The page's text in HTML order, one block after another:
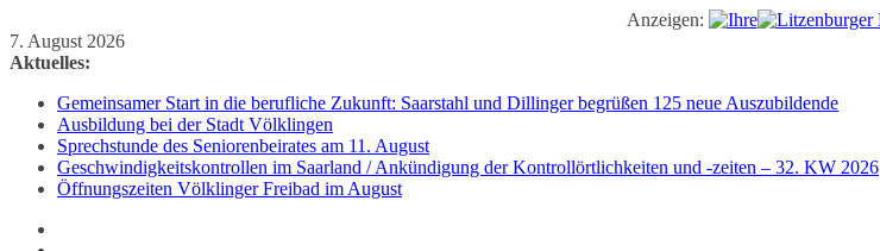
Anzeigen:
Zum
Inhalt
7. August 2026
Aktuelles:
Gemeinsamer Start in die berufliche Zukunft: Saarstahl und Dillinger begrüßen 125 neue Auszubildende
Ausbildung bei der Stadt Völklingen
Sprechstunde des Seniorenbeirates am 11. August
Geschwindigkeitskontrollen im Saarland / Ankündigung der Kontrollörtlichkeiten und -zeiten – 32. KW 2026
Öffnungszeiten Völklinger Freibad im August